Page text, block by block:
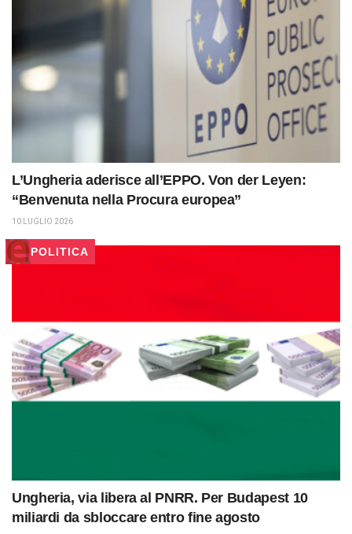
L’Ungheria aderisce all’EPPO. Von der Leyen:
“Benvenuta nella Procura europea”
10 LUGLIO 2026
POLITICA
Ungheria, via libera al PNRR. Per Budapest 10
miliardi da sbloccare entro fine agosto